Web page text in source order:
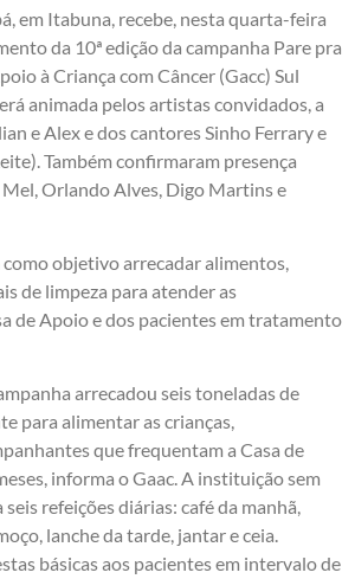
em Itabuna, recebe, nesta quarta-feira
da 10ª edição da campanha Pare pra
à Criança com Câncer (Gacc) Sul
animada pelos artistas convidados, a
e Alex e dos cantores Sinho Ferrary e
Também confirmaram presença
Orlando Alves, Digo Martins e
objetivo arrecadar alimentos,
de limpeza para atender as
de Apoio e dos pacientes em tratamento
arrecadou seis toneladas de
para alimentar as crianças,
que frequentam a Casa de
informa o Gaac. A instituição sem
refeições diárias: café da manhã,
lanche da tarde, jantar e ceia.
básicas aos pacientes em intervalo de